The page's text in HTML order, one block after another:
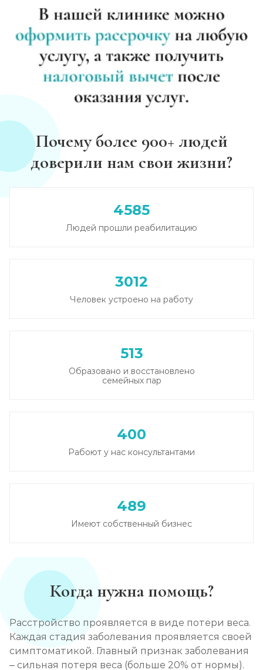
Почему более 900+ людей
доверили нам свои жизни?
4585
Людей прошли реабилитацию
3012
Человек устроено на работу
513
Образовано и восстановлено
семейных пар
400
Рабоют у нас консультантами
489
Имеют собственный бизнес
Когда нужна помощь?
Расстройство проявляется в виде потери веса.
Каждая стадия заболевания проявляется своей
симптоматикой. Главный признак заболевания
– сильная потеря веса (больше 20% от нормы).